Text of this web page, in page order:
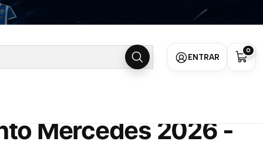
ENTRAR
0
Mercedes 2026 -